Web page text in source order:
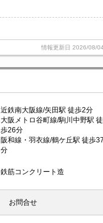
情報更新日 2026/08/04
近鉄南大阪線/矢田駅 徒歩2分
大阪メトロ谷町線/駒川中野駅 徒
歩26分
阪和線・羽衣線/鶴ケ丘駅 徒歩37
分
鉄筋コンクリート造
お問合せ